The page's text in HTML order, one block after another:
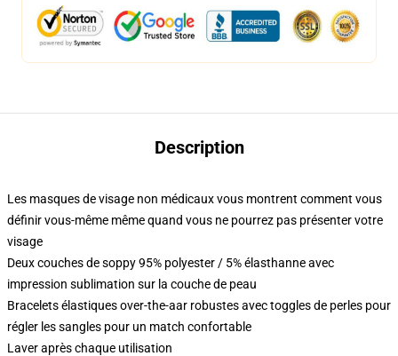
Description
Les masques de visage non médicaux vous montrent comment vous
définir vous-même même quand vous ne pourrez pas présenter votre
visage
Deux couches de soppy 95% polyester / 5% élasthanne avec
impression sublimation sur la couche de peau
Bracelets élastiques over-the-aar robustes avec toggles de perles pour
régler les sangles pour un match confortable
Laver après chaque utilisation